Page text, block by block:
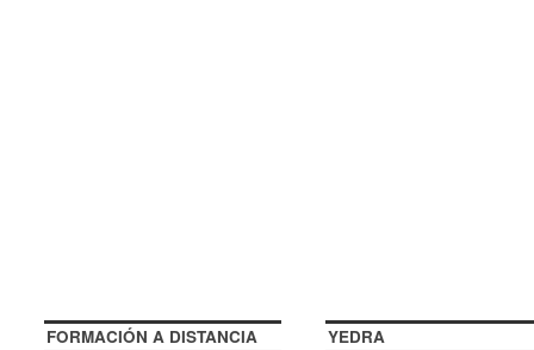
FORMACIÓN A DISTANCIA YEDRA